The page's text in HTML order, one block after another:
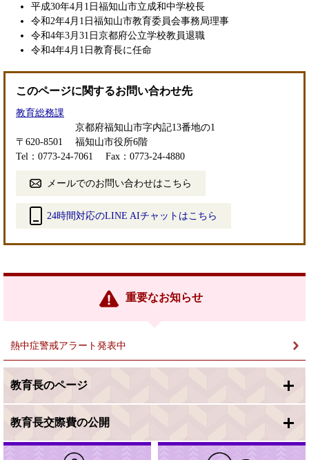
平成30年4月1日福知山市立成和中学校長
令和2年4月1日福知山市教育委員会事務局理事
令和4年3月31日京都府公立学校教員退職
令和4年4月1日教育長に任命
このページに関するお問い合わせ先
教育総務課
〒620-8501
京都府福知山市字内記13番地の1
福知山市役所6階
Tel：0773-24-7061
Fax：0773-24-4880
メールでのお問い合わせはこちら
24時間対応のLINE AIチャットはこちら
リ
重要なお知らせ
熱中症警戒アラート発表中
教育長のページ
教育長交際費の公開